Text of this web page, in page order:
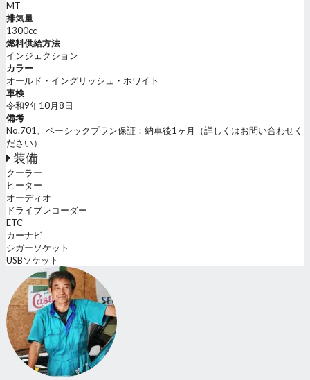
MT
排気量
1300cc
燃料供給方法
インジェクション
カラー
オールド・イングリッシュ・ホワイト
車検
令和9年10月8日
備考
No.701、ベーシックプラン保証：納車後1ヶ月（詳しくはお問い合わせく
ださい）
装備
クーラー
ヒーター
オーディオ
ドライブレコーダー
ETC
カーナビ
シガーソケット
USBソケット